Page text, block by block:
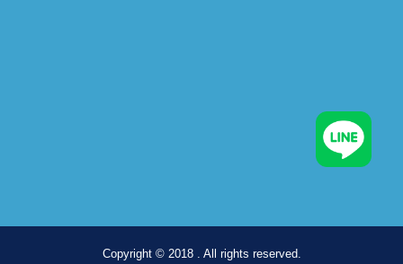
Copyright © 2018 . All rights reserved.